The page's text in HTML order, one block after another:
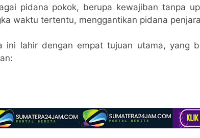
pidana pokok, berupa kewajiban tanpa
waktu tertentu, menggantikan pidana
ini lahir dengan empat tujuan utama, yang